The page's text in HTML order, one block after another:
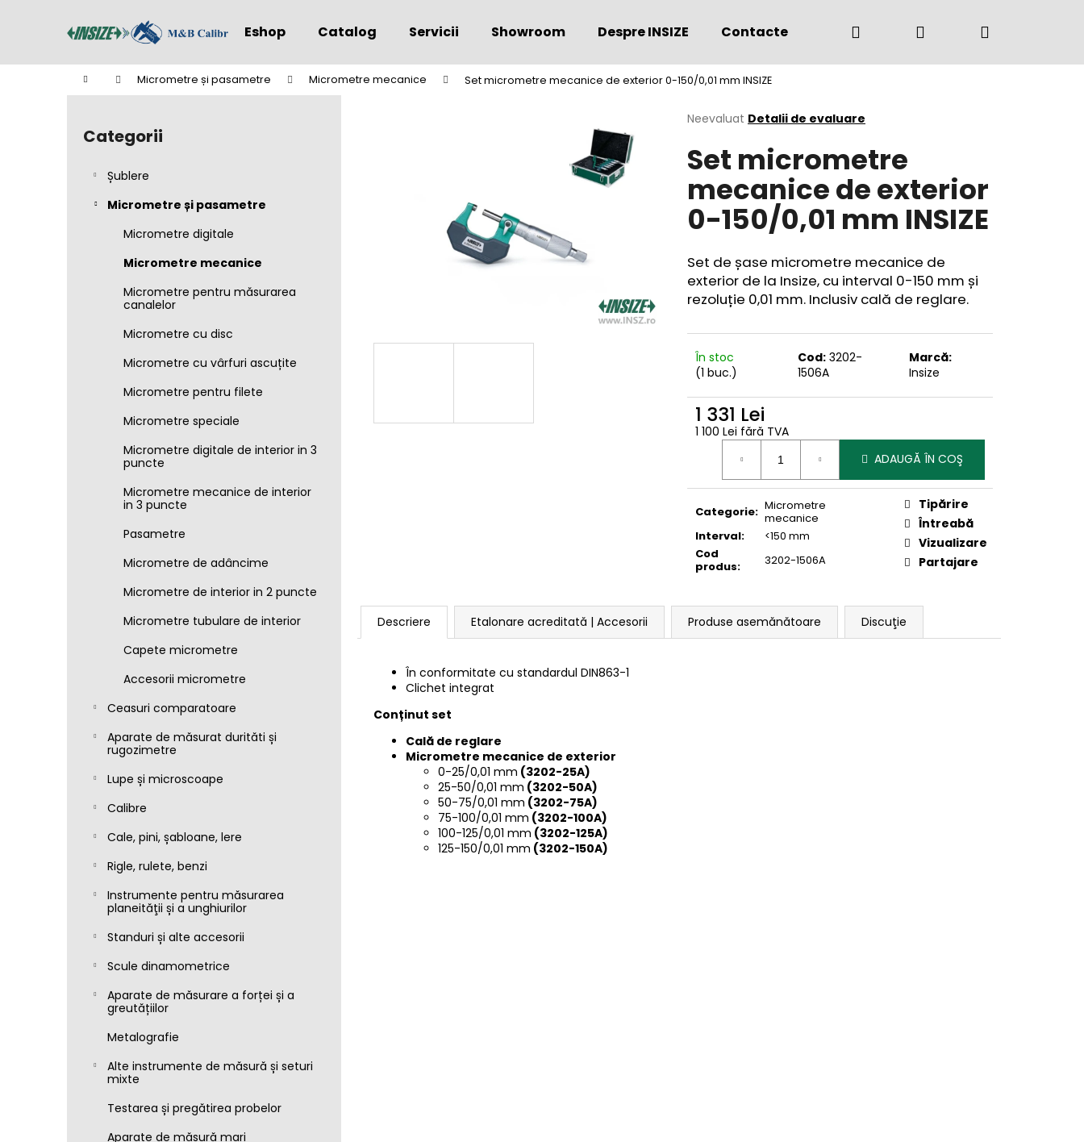
Eshop Catalog Servicii Showroom Despre INSIZE Contacte (+4) 0775 291 134
Căutare Autentificare
Acasă Micrometre și pasametre Micrometre mecanice Set micrometre mecanice de exterior 0-150/0,01 mm INSIZE
B
Sari
Categorii
Șublere
Micrometre și pasametre
Micrometre digitale
Micrometre mecanice
Micrometre pentru măsurarea
canalelor
Micrometre cu disc
Micrometre cu vârfuri ascuțite
Micrometre pentru filete
Micrometre speciale
Micrometre digitale de interior in 3
puncte
Micrometre mecanice de interior
in 3 puncte
Pasametre
Micrometre de adâncime
Micrometre de interior in 2 puncte
Micrometre tubulare de interior
Capete micrometre
Accesorii micrometre
Ceasuri comparatoare
Aparate de măsurat durităti și
rugozimetre
Lupe și microscoape
Calibre
Cale, pini, șabloane, lere
Rigle, rulete, benzi
Instrumente pentru măsurarea
planeităţii și a unghiurilor
Standuri și alte accesorii
Scule dinamometrice
Aparate de măsurare a forței și a
greutățiilor
Metalografie
Alte instrumente de măsură și seturi
mixte
Testarea și pregătirea probelor
Aparate de măsură mari
Evaluarea
a
produsului
0,0
din
5
Neevaluat Detalii de evaluare
Set micrometre
mecanice de exterior
0-150/0,01 mm INSIZE
Set de șase micrometre mecanice de
exterior de la Insize, cu interval 0-150 mm și
rezoluție 0,01 mm. Inclusiv cală de reglare.
În stoc
(1 buc.)
Cod: 3202-
1506A
Marcă:
Insize
1 331 Lei
1 100 Lei fără TVA
Evaluare
ADAUGĂ ÎN COŞ
Categorie: Micrometre
mecanice
Interval:
<150 mm
Cod
produs: 3202-1506A
Tipărire
Întreabă
Vizualizare
Partajare
Descriere Etalonare acreditată | Accesorii Produse asemănătoare Discuţie
În conformitate cu standardul DIN863-1
Clichet integrat
Conținut set
Cală de reglare
Micrometre mecanice de exterior
0-25/0,01 mm (3202-25A)
25-50/0,01 mm (3202-50A)
50-75/0,01 mm (3202-75A)
75-100/0,01 mm (3202-100A)
100-125/0,01 mm (3202-125A)
125-150/0,01 mm (3202-150A)
Înapoi
la
Înapoi
la
Ce căutaţi?
CĂUTARE
Vă recomandăm